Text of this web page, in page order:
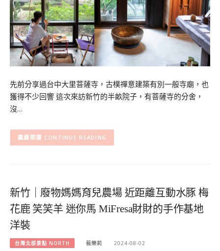
先前分享過台中大里菩薩寺，古樸禪意建築有別一般寺廟，也
獲得不少回響 這次來訪新竹的半畝院子，有菩薩寺的分舍，
沒…
CONTINUE READING
新竹｜廢物媽媽育兒農場 近距離互動水豚 梅
花鹿 笑笑羊 迷你馬 MiFresa財財的手作基地
洋裝
台灣北部景點 NORTH 薇樂莉 2024-08-02